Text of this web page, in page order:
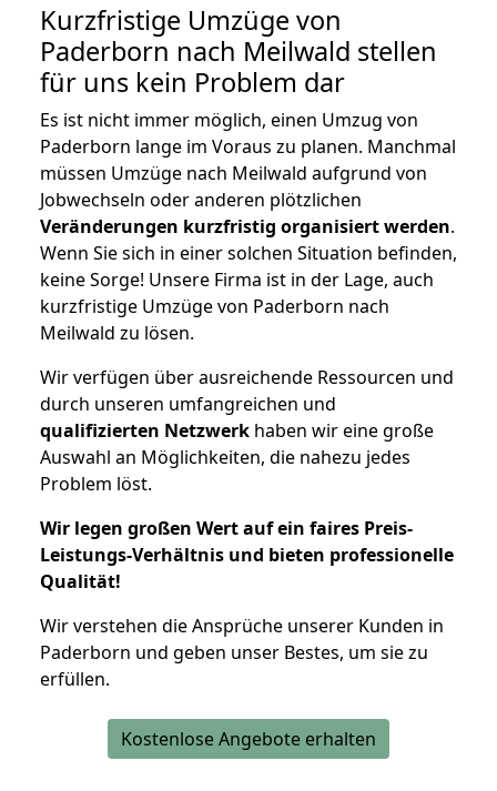
Kurzfristige Umzüge von
Paderborn nach Meilwald stellen
für uns kein Problem dar
Es ist nicht immer möglich, einen Umzug von
Paderborn lange im Voraus zu planen. Manchmal
müssen Umzüge nach Meilwald aufgrund von
Jobwechseln oder anderen plötzlichen
Veränderungen kurzfristig organisiert werden.
Wenn Sie sich in einer solchen Situation befinden,
keine Sorge! Unsere Firma ist in der Lage, auch
kurzfristige Umzüge von Paderborn nach
Meilwald zu lösen.
Wir verfügen über ausreichende Ressourcen und
durch unseren umfangreichen und
qualifizierten Netzwerk haben wir eine große
Auswahl an Möglichkeiten, die nahezu jedes
Problem löst.
Wir legen großen Wert auf ein faires Preis-
Leistungs-Verhältnis und bieten professionelle
Qualität!
Wir verstehen die Ansprüche unserer Kunden in
Paderborn und geben unser Bestes, um sie zu
erfüllen.
Kostenlose Angebote erhalten